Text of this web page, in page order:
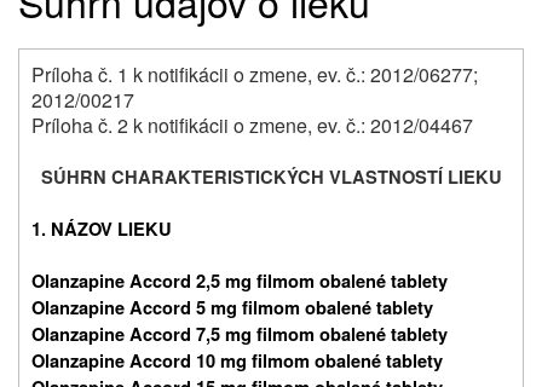
Príloha č. 1 k notifikácii o zmene, ev. č.: 2012/06277;
2012/00217
Príloha č. 2 k notifikácii o zmene, ev. č.: 2012/04467
SÚHRN CHARAKTERISTICKÝCH VLASTNOSTÍ LIEKU
1. NÁZOV LIEKU
Olanzapine Accord 2,5 mg filmom obalené tablety
Olanzapine Accord 5 mg filmom obalené tablety
Olanzapine Accord 7,5 mg filmom obalené tablety
Olanzapine Accord 10 mg filmom obalené tablety